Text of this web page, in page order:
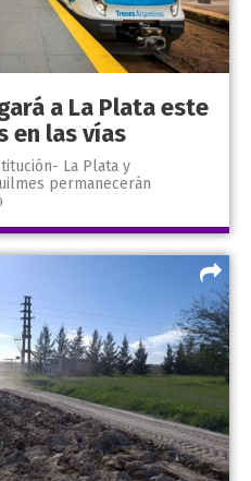
a La Plata este
en las vías
La Plata y
permanecerán